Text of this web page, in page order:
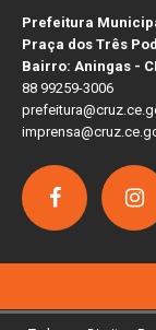
Prefeitura
Praça dos Três
Bairro: Aningas -
88 99259-3006